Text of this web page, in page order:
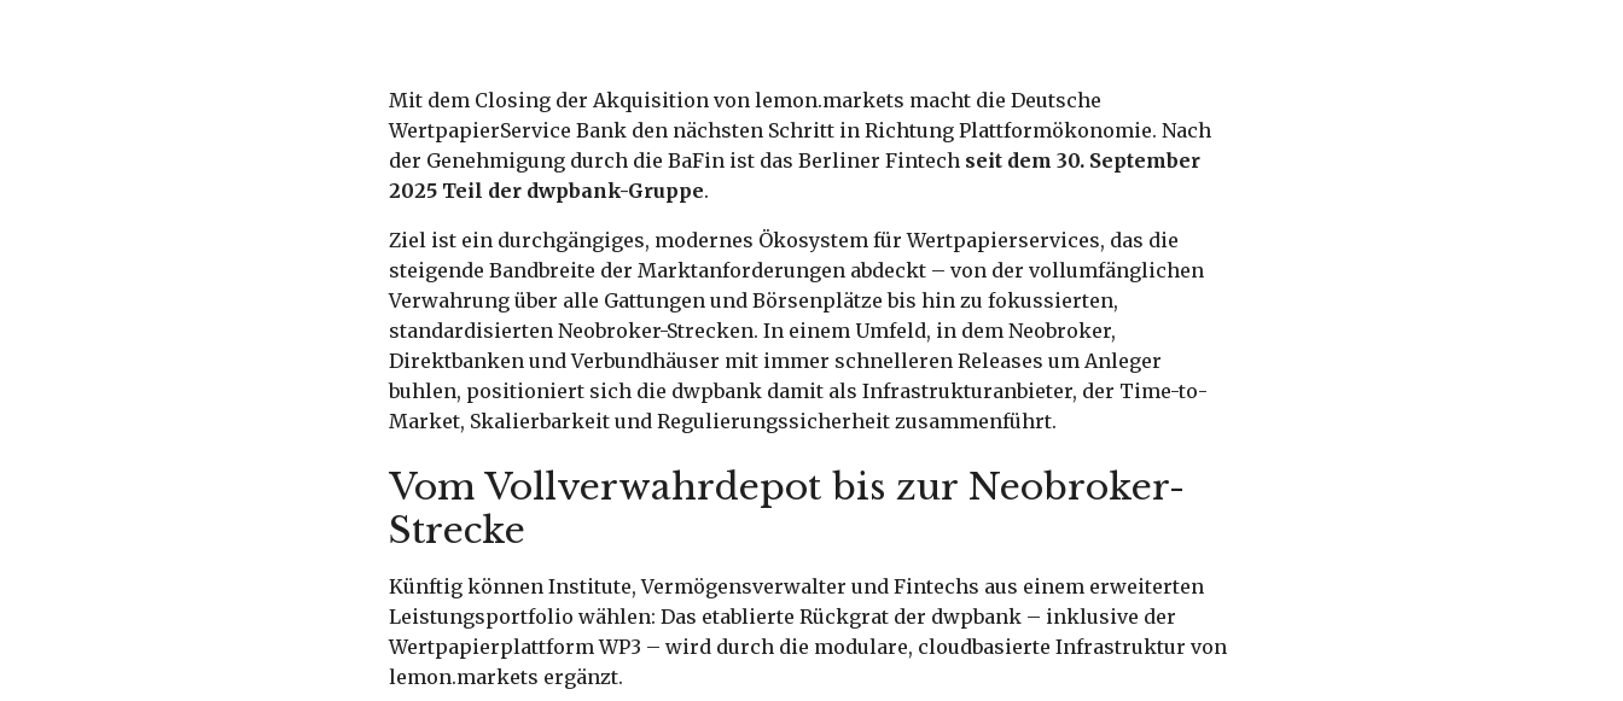
Mit dem Closing der Akquisition von lemon.markets macht die Deutsche
WertpapierService Bank den nächsten Schritt in Richtung Plattformökonomie. Nach
der Genehmigung durch die BaFin ist das Berliner Fintech seit dem 30. September
2025 Teil der dwpbank-Gruppe.
Ziel ist ein durchgängiges, modernes Ökosystem für Wertpapierservices, das die
steigende Bandbreite der Marktanforderungen abdeckt – von der vollumfänglichen
Verwahrung über alle Gattungen und Börsenplätze bis hin zu fokussierten,
standardisierten Neobroker-Strecken. In einem Umfeld, in dem Neobroker,
Direktbanken und Verbundhäuser mit immer schnelleren Releases um Anleger
buhlen, positioniert sich die dwpbank damit als Infrastrukturanbieter, der Time-to-
Market, Skalierbarkeit und Regulierungssicherheit zusammenführt.
Vom Vollverwahrdepot bis zur Neobroker-
Strecke
Künftig können Institute, Vermögensverwalter und Fintechs aus einem erweiterten
Leistungsportfolio wählen: Das etablierte Rückgrat der dwpbank – inklusive der
Wertpapierplattform WP3 – wird durch die modulare, cloudbasierte Infrastruktur von
lemon.markets ergänzt.